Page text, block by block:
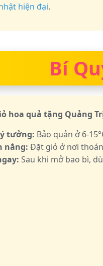
hiện đại.
Bí
hoa quả tặng Quảng
tưởng: Bảo quản ở 6-
nắng: Đặt giỏ ở nơi
Sau khi mở bao bì,